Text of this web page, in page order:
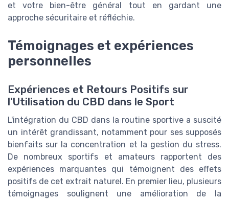
et votre bien-être général tout en gardant une
approche sécuritaire et réfléchie.
Témoignages et expériences
personnelles
Expériences et Retours Positifs sur
l'Utilisation du CBD dans le Sport
L'intégration du CBD dans la routine sportive a suscité
un intérêt grandissant, notamment pour ses supposés
bienfaits sur la concentration et la gestion du stress.
De nombreux sportifs et amateurs rapportent des
expériences marquantes qui témoignent des effets
positifs de cet extrait naturel. En premier lieu, plusieurs
témoignages soulignent une amélioration de la